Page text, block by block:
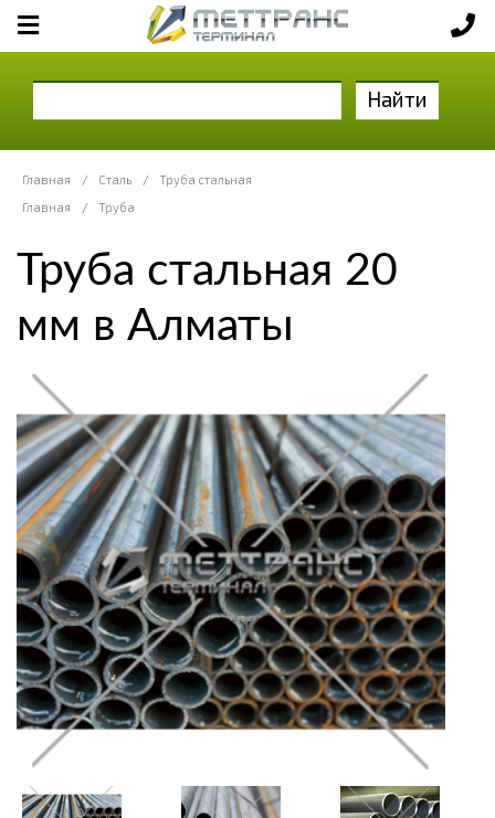
Найти
Главная / Сталь /
Труба стальная
Главная
/ Труба
Труба стальная 20
мм в Алматы